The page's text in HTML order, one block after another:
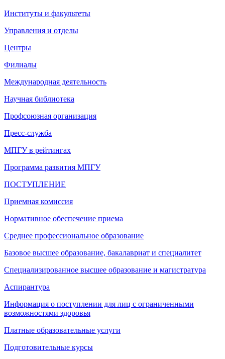
Институты и факультеты
Управления и отделы
Центры
Филиалы
Международная деятельность
Научная библиотека
Профсоюзная организация
Пресс-служба
МПГУ в рейтингах
Программа развития МПГУ
ПОСТУПЛЕНИЕ
Приемная комиссия
Нормативное обеспечение приема
Среднее профессиональное образование
Базовое высшее образование, бакалавриат и специалитет
Специализированное высшее образование и магистратура
Аспирантура
Информация о поступлении для лиц с ограниченными
возможностями здоровья
Платные образовательные услуги
Подготовительные курсы